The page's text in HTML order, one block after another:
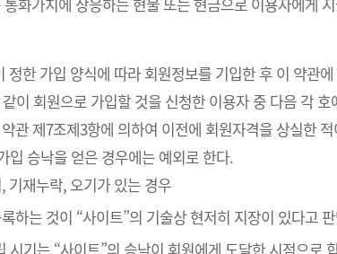
한 가입 양식에 따라 회원정보를 기입한 후 이 약관
이 회원으로 가입할 것을 신청한 이용자 중 다음 각
관 제7조제3항에 의하여 이전에 회원자격을 상실한
입 승낙을 얻은 경우에는 예외로 한다.
기재누락, 오기가 있는 경우
하는 것이 “사이트”의 기술상 현저히 지장이 있다고
기는 “사이트”의 승낙이 회원에게 도달한 시점으로